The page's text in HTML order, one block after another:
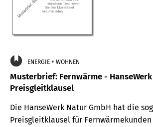
ENERGIE + WOHNEN
Musterbrief: Fernwärme - HanseWerk
Preisgleitklausel
Die HanseWerk Natur GmbH hat die
Preisgleitklausel für